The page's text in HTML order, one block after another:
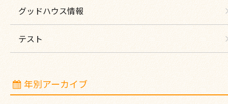
グッドハウス情報
テスト
年別アーカイブ